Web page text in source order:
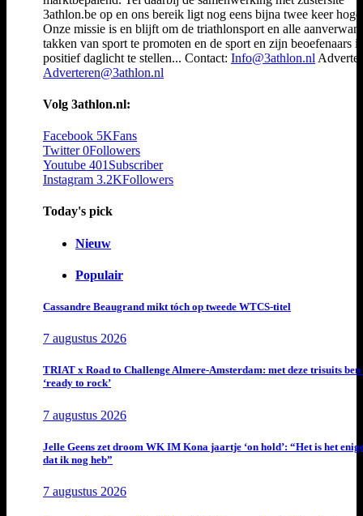
3athlon.be op en ons bereik ligt nog eens bijna twee keer
Onze missie is en blijft om de triathlonsport en alle
takken van sport te promoten en de sport en zijn beoefenaars
positief daglicht te stellen... Contact: Info@3athlon.nl
Adverteren@3athlon.nl
Volg 3athlon.nl:
Facebook 5KFans
Twitter 0Followers
Youtube 401 Subscriber
Instagram 3.2KFollowers
Today's pick
Nieuw
Populair
Cassandre Beaugrand mikt tóch op tweede WTCS-titel
7 augustus 2026
TRIAT x Road to Challenge Almere-Amsterdam: met deze trisuits ben
‘ready to rock’
7 augustus 2026
Jelle Geens zet droom WK IM Kona jaartje ‘on hold’: “Het is het
dat ik nog heb”
7 augustus 2026